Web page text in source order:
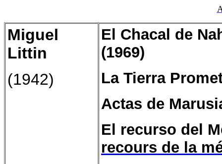
Miguel
Littin
(1942)
El Chacal de
(1969)
La Tierra
Actas de
El recurso del
recours de la